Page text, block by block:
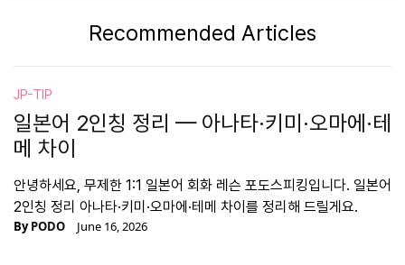
Recommended Articles
JP-TIP
일본어 2인칭 정리 — 아나타·키미·오마에·테
메 차이
안녕하세요, 무제한 1:1 일본어 회화 레슨 포도스피킹입니다. 일본어
2인칭 정리 아나타·키미·오마에·테메 차이를 정리해 드릴게요.
ByPODO June 16, 2026